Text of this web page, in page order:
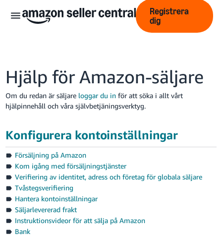
文
-
CN
English
- GB
Swedish
- SE
Registrera
dig
Hjälp för Amazon-säljare
Om du redan är säljare loggar du in för att söka i allt vårt
hjälpinnehåll och våra självbetjäningsverktyg.
Konfigurera kontoinställningar
Försäljning på Amazon
Kom igång med försäljningstjänster
Verifiering av identitet, adress och företag för globala säljare
Tvåstegsverifiering
Hantera kontoinställningar
Säljarlevererad frakt
Instruktionsvideor för att sälja på Amazon
Bank